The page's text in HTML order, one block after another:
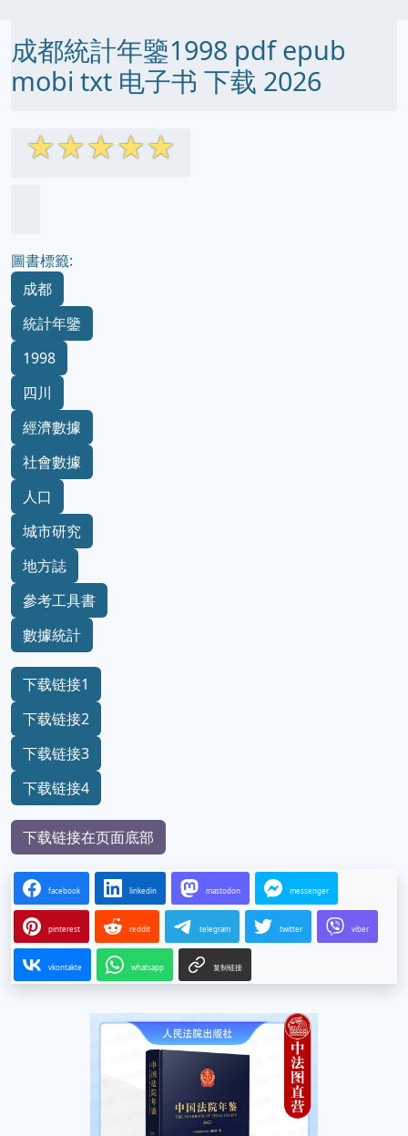
成都統計年鑒1998 pdf epub
mobi txt 电子书 下载 2026
☆☆☆☆☆
圖書標籤:
成都
統計年鑒
1998
四川
經濟數據
社會數據
人口
城市研究
地方誌
參考工具書
數據統計
下载链接1
下载链接2
下载链接3
下载链接4
下载链接在页面底部
facebook linkedin mastodon messenger
pinterest reddit telegram twitter viber
vkontakte whatsapp 复制链接